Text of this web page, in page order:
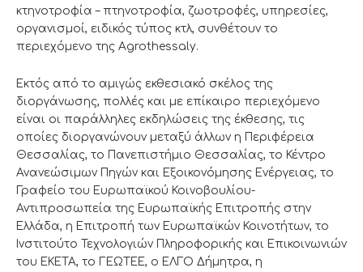
κτηνοτροφία – πτηνοτροφία, ζωοτροφές, υπηρεσίες,
οργανισμοί, ειδικός τύπος κτλ, συνθέτουν το
περιεχόμενο της Agrothessaly.
Εκτός από το αμιγώς εκθεσιακό σκέλος της
διοργάνωσης, πολλές και με επίκαιρο περιεχόμενο
είναι οι παράλληλες εκδηλώσεις της έκθεσης, τις
οποίες διοργανώνουν μεταξύ άλλων η Περιφέρεια
Θεσσαλίας, το Πανεπιστήμιο Θεσσαλίας, το Κέντρο
Ανανεώσιμων Πηγών και Εξοικονόμησης Ενέργειας, το
Γραφείο του Ευρωπαϊκού Κοινοβουλίου-
Αντιπροσωπεία της Ευρωπαϊκής Επιτροπής στην
Ελλάδα, η Επιτροπή των Ευρωπαϊκών Κοινοτήτων, το
Ινστιτούτο Τεχνολογιών Πληροφορικής και Επικοινωνιών
του ΕΚΕΤΑ, το ΓΕΩΤΕΕ, ο ΕΛΓΟ Δήμητρα, η